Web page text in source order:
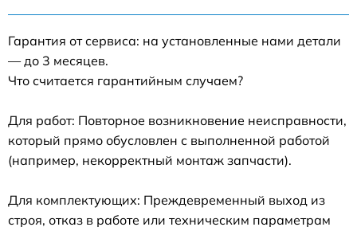
Гарантия от сервиса: на установленные нами детали
— до 3 месяцев.
Что считается гарантийным случаем?
Для работ: Повторное возникновение неисправности,
который прямо обусловлен с выполненной работой
(например, некорректный монтаж запчасти).
Для комплектующих: Преждевременный выход из
строя, отказ в работе или техническим параметрам